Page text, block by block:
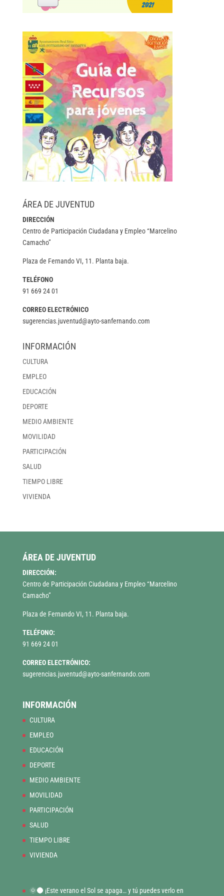
ÁREA DE JUVENTUD
DIRECCIÓN
Centro de Participación Ciudadana y Empleo “Marcelino
Camacho”
Plaza de Fernando VI, 11. Planta baja.
TELÉFONO
91 669 24 01
CORREO ELECTRÓNICO
sugerencias.juventud@ayto-sanfernando.com
INFORMACIÓN
CULTURA
EMPLEO
EDUCACIÓN
DEPORTE
MEDIO AMBIENTE
MOVILIDAD
PARTICIPACIÓN
SALUD
TIEMPO LIBRE
VIVIENDA
ÁREA DE JUVENTUD
DIRECCIÓN:
Centro de Participación Ciudadana y Empleo “Marcelino
Camacho”
Plaza de Fernando VI, 11. Planta baja.
TELÉFONO:
91 669 24 01
CORREO ELECTRÓNICO:
sugerencias.juventud@ayto-sanfernando.com
INFORMACIÓN
CULTURA
EMPLEO
EDUCACIÓN
DEPORTE
MEDIO AMBIENTE
MOVILIDAD
PARTICIPACIÓN
SALUD
TIEMPO LIBRE
VIVIENDA
🌞🌑 ¡Este verano el Sol se apaga… y tú puedes verlo en